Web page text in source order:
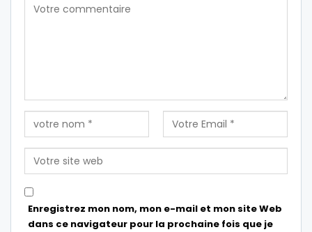
Enregistrez mon nom, mon e-mail et mon site Web
dans ce navigateur pour la prochaine fois que je